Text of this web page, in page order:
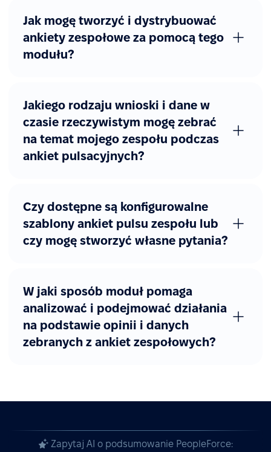
Jak mogę tworzyć i dystrybuować
ankiety zespołowe za pomocą tego
modułu?
Jakiego rodzaju wnioski i dane w
czasie rzeczywistym mogę zebrać
na temat mojego zespołu podczas
ankiet pulsacyjnych?
Czy dostępne są konfigurowalne
szablony ankiet pulsu zespołu lub
czy mogę stworzyć własne pytania?
W jaki sposób moduł pomaga
analizować i podejmować działania
na podstawie opinii i danych
zebranych z ankiet zespołowych?
Zapytaj AI o podsumowanie PeopleForce: